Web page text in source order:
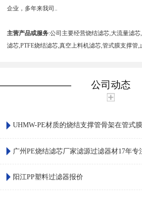
企业，多年来我司..
主营产品或服务:公司主要经营烧结滤芯,大流量滤
滤芯,PTFE烧结滤芯,真空上料机滤芯,管式膜支撑管,
公司动态
UHMW-PE材质的烧结支撑管骨架在管式
广州PE烧结滤芯厂家滤源过滤器材17年专
阳江PP塑料过滤器报价